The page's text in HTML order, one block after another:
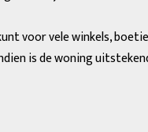
voor vele winkels,
is de woning